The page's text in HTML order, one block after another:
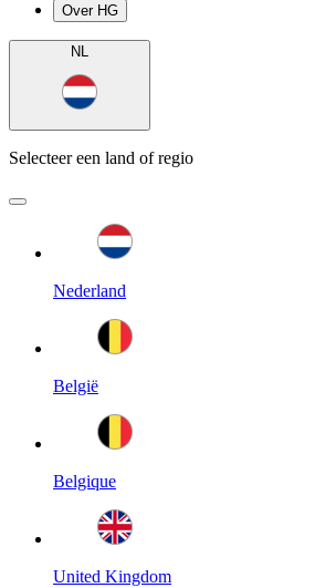
Over HG
NL
Selecteer een land of regio
Nederland
België
Belgique
United Kingdom